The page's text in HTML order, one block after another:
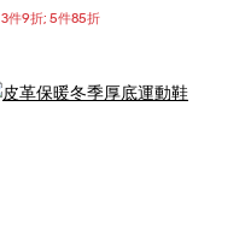
3件9折; 5件85折